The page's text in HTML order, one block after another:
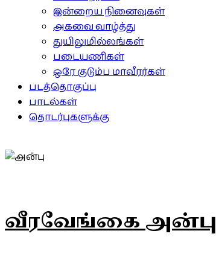
இன்றைய நினைவுகள்
அகவை வாழ்த்து
துயிலுமில்லங்கள்
படையணிகள்
ஒரே குடும்ப மாவீரர்கள்
படத்தொகுப்பு
பாடல்கள்
தொடர்புகளுக்கு
வீரவேங்கை அன்பு